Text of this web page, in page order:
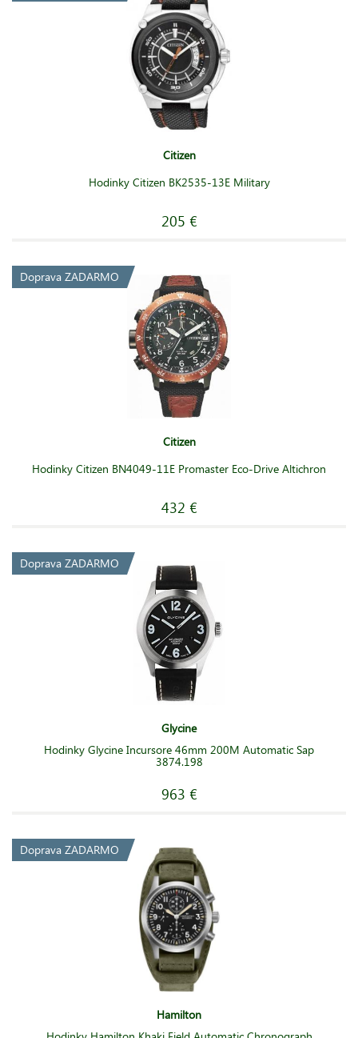
Citizen
Hodinky Citizen BK2535-13E Military
205 €
Doprava ZADARMO
Citizen
Hodinky Citizen BN4049-11E Promaster Eco-Drive Altichron
432 €
Doprava ZADARMO
Glycine
Hodinky Glycine Incursore 46mm 200M Automatic Sap
3874.198
963 €
Doprava ZADARMO
Hamilton